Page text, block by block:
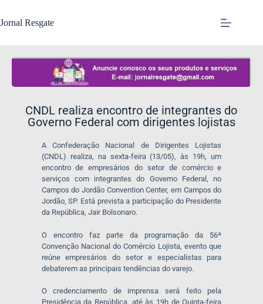
Jornal Resgate
CNDL realiza encontro de integrantes do
Governo Federal com dirigentes lojistas
A Confederação Nacional de Dirigentes Lojistas
(CNDL) realiza, na sexta-feira (13/05), às 19h, um
encontro de empresários do setor de comércio e
serviços com integrantes do Governo Federal, no
Campos do Jordão Convention Center, em Campos do
Jordão, SP. Está prevista a participação do Presidente
da República, Jair Bolsonaro.
O encontro faz parte da programação da 56ª
Convenção Nacional do Comércio Lojista, evento que
reúne empresários do setor e especialistas para
debaterem as principais tendências do varejo.
O credenciamento de imprensa será feito pela
Presidência da República, até às 19h de Quinta-feira